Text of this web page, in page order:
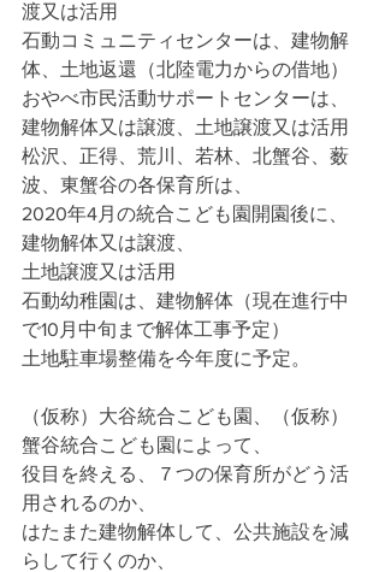
渡又は活用
石動コミュニティセンターは、建物解
体、土地返還（北陸電力からの借地）
おやべ市民活動サポートセンターは、
建物解体又は譲渡、土地譲渡又は活用
松沢、正得、荒川、若林、北蟹谷、薮
波、東蟹谷の各保育所は、
2020年4月の統合こども園開園後に、
建物解体又は譲渡、
土地譲渡又は活用
石動幼稚園は、建物解体（現在進行中
で10月中旬まで解体工事予定）
土地駐車場整備を今年度に予定。
（仮称）大谷統合こども園、（仮称）
蟹谷統合こども園によって、
役目を終える、７つの保育所がどう活
用されるのか、
はたまた建物解体して、公共施設を減
らして行くのか、